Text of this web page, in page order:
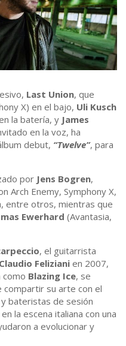
Last Union, que
X) en el bajo, Uli Kusch
la batería, y James
en la voz, ha
debut, “Twelve”, para
por Jens Bogren,
Arch Enemy, Symphony X,
entre otros, mientras que
Ewerhard (Avantasia,
, el guitarrista
Claudio Feliziani en 2007,
como Blazing Ice, se
compartir su arte con el
bateristas de sesión
la escena italiana con una
a evolucionar y